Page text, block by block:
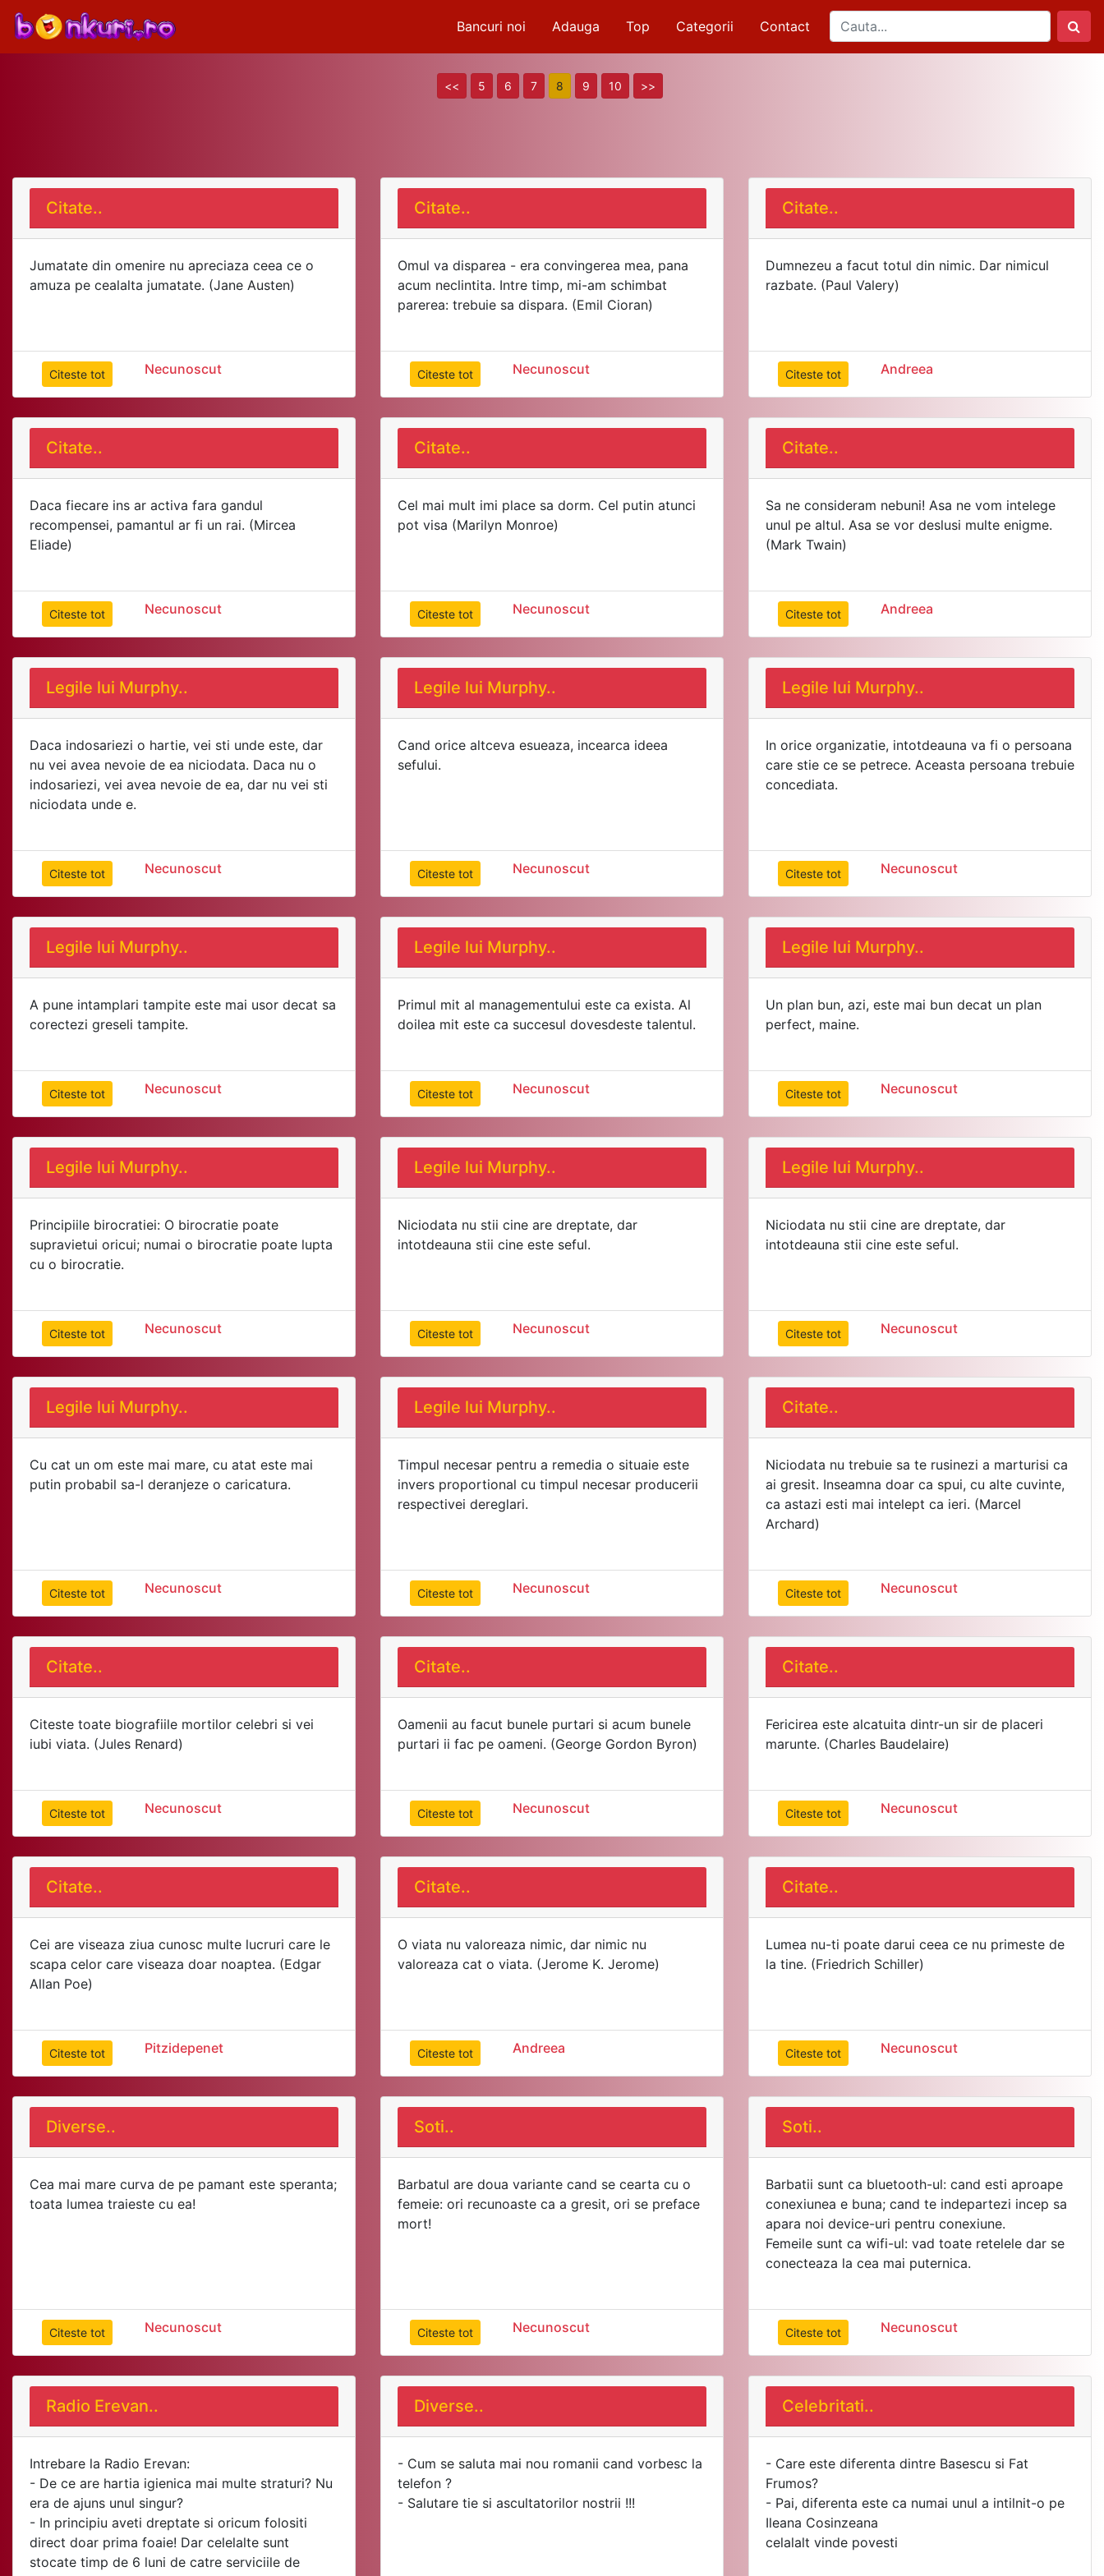
Bancuri noi Adauga Top Categorii Contact
<< 5 6 7 8 9 10 >>
Citate..
Jumatate din omenire nu apreciaza ceea ce o
amuza pe cealalta jumatate. (Jane Austen)
Citeste tot Necunoscut
Citate..
Omul va disparea - era convingerea mea, pana
acum neclintita. Intre timp, mi-am schimbat
parerea: trebuie sa dispara. (Emil Cioran)
Citeste tot Necunoscut
Citate..
Dumnezeu a facut totul din nimic. Dar nimicul
razbate. (Paul Valery)
Citeste tot Andreea
Citate..
Daca fiecare ins ar activa fara gandul
recompensei, pamantul ar fi un rai. (Mircea
Eliade)
Citeste tot Necunoscut
Citate..
Cel mai mult imi place sa dorm. Cel putin atunci
pot visa (Marilyn Monroe)
Citeste tot Necunoscut
Citate..
Sa ne consideram nebuni! Asa ne vom intelege
unul pe altul. Asa se vor deslusi multe enigme.
(Mark Twain)
Citeste tot Andreea
Legile lui Murphy..
Daca indosariezi o hartie, vei sti unde este, dar
nu vei avea nevoie de ea niciodata. Daca nu o
indosariezi, vei avea nevoie de ea, dar nu vei sti
niciodata unde e.
Citeste tot Necunoscut
Legile lui Murphy..
Cand orice altceva esueaza, incearca ideea
sefului.
Citeste tot Necunoscut
Legile lui Murphy..
In orice organizatie, intotdeauna va fi o persoana
care stie ce se petrece. Aceasta persoana trebuie
Citeste tot Necunoscut
Legile lui Murphy..
A pune intamplari tampite este mai usor decat sa
corectezi greseli tampite.
Citeste tot Necunoscut
Legile lui Murphy..
Primul mit al managementului este ca exista. Al
Citeste tot Necunoscut
Legile lui Murphy..
Un plan bun, azi, este mai bun decat un plan
perfect, maine.
Citeste tot Necunoscut
Legile lui Murphy..
Principiile birocratiei: O birocratie poate
supravietui oricui; numai o birocratie poate lupta
Citeste tot Necunoscut
Legile lui Murphy..
Niciodata nu stii cine are dreptate, dar
intotdeauna stii cine este seful.
Citeste tot Necunoscut
Legile lui Murphy..
Niciodata nu stii cine are dreptate, dar
intotdeauna stii cine este seful.
Citeste tot Necunoscut
Legile lui Murphy..
Cu cat un om este mai mare, cu atat este mai
Citeste tot Necunoscut
Legile lui Murphy..
Timpul necesar pentru a remedia o situaie este
invers proportional cu timpul necesar producerii
Citeste tot Necunoscut
Citate..
Niciodata nu trebuie sa te rusinezi a marturisi ca
ai gresit. Inseamna doar ca spui, cu alte cuvinte,
ca astazi esti mai intelept ca ieri. (Marcel
Archard)
Citeste tot Necunoscut
Citate..
Citeste toate biografiile mortilor celebri si vei
iubi viata. (Jules Renard)
Citeste tot Necunoscut
Citate..
Oamenii au facut bunele purtari si acum bunele
purtari ii fac pe oameni. (George Gordon Byron)
Citeste tot Necunoscut
Citate..
Fericirea este alcatuita dintr-un sir de placeri
marunte. (Charles Baudelaire)
Citeste tot Necunoscut
Citate..
Cei are viseaza ziua cunosc multe lucruri care le
scapa celor care viseaza doar noaptea. (Edgar
Allan Poe)
Citeste tot Pitzidepenet
Citate..
O viata nu valoreaza nimic, dar nimic nu
valoreaza cat o viata. (Jerome K. Jerome)
Citeste tot Andreea
Citate..
Lumea nu-ti poate darui ceea ce nu primeste de
la tine. (Friedrich Schiller)
Citeste tot Necunoscut
Diverse..
Cea mai mare curva de pe pamant este speranta;
toata lumea traieste cu ea!
Citeste tot Necunoscut
Soti..
Barbatul are doua variante cand se cearta cu o
femeie: ori recunoaste ca a gresit, ori se preface
mort!
Citeste tot Necunoscut
Soti..
Barbatii sunt ca bluetooth-ul: cand esti aproape
conexiunea e buna; cand te indepartezi incep sa
apara noi device-uri pentru conexiune.
Femeile sunt ca wifi-ul: vad toate retelele dar se
conecteaza la cea mai puternica.
Citeste tot Necunoscut
Radio Erevan..
Intrebare la Radio Erevan:
- De ce are hartia igienica mai multe straturi? Nu
era de ajuns unul singur?
- In principiu aveti dreptate si oricum folositi
direct doar prima foaie! Dar celelalte sunt
stocate timp de 6 luni de catre serviciile de
Diverse..
- Cum se saluta mai nou romanii cand vorbesc la
telefon ?
- Salutare tie si ascultatorilor nostrii !!!
Celebritati..
- Care este diferenta dintre Basescu si Fat
Frumos?
- Pai, diferenta este ca numai unul a intilnit-o pe
Ileana Cosinzeana
celalalt vinde povesti